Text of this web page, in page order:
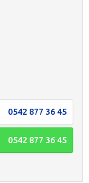
0542 877 36 45
0542 877 36 45